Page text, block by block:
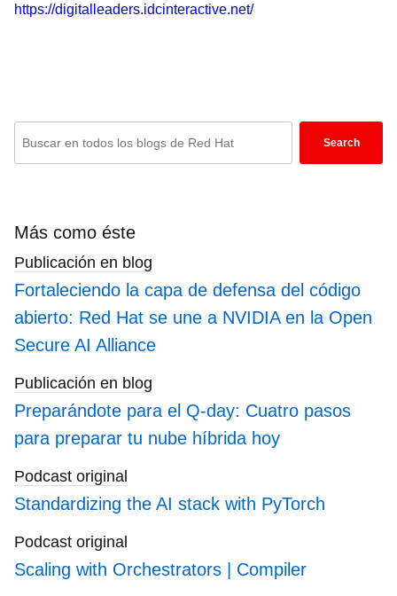
https://digitalleaders.idcinteractive.net/
search
blogs
Search
Más como éste
Publicación en blog
Fortaleciendo la capa de defensa del código
abierto: Red Hat se une a NVIDIA en la Open
Secure AI Alliance
Publicación en blog
Preparándote para el Q-day: Cuatro pasos
para preparar tu nube híbrida hoy
Podcast original
Standardizing the AI stack with PyTorch
Podcast original
Scaling with Orchestrators | Compiler